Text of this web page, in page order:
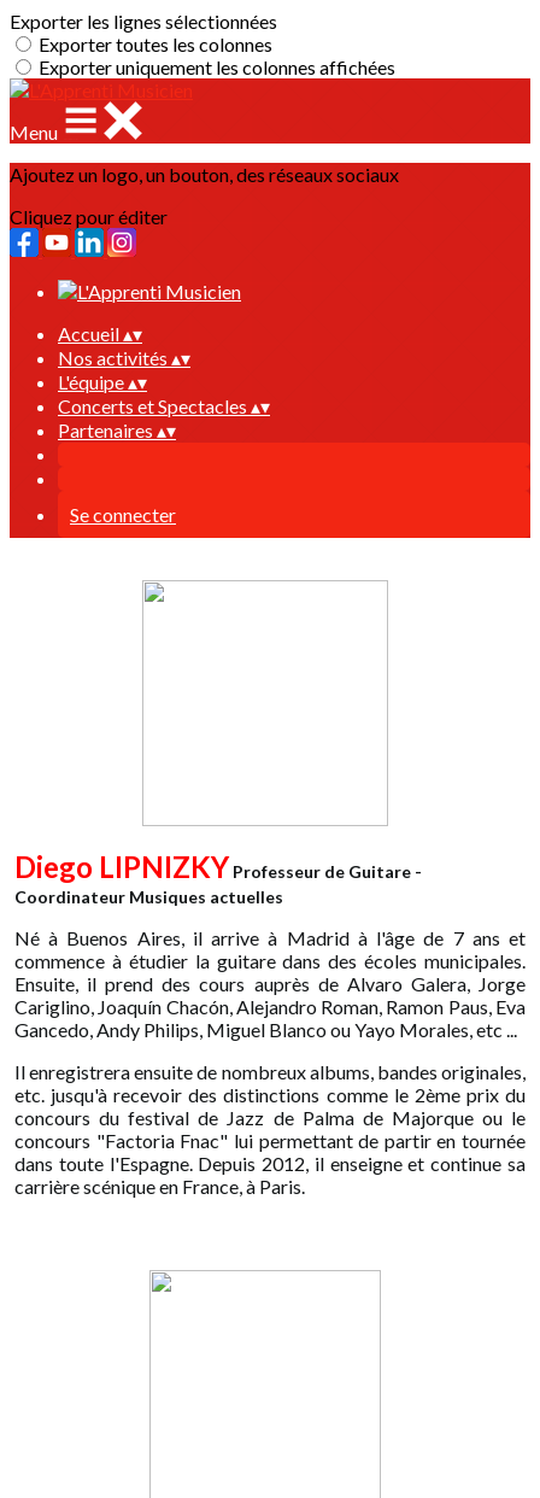
Exporter les lignes sélectionnées
Exporter toutes les colonnes
Exporter uniquement les colonnes affichées
Menu
Ajoutez un logo, un bouton, des réseaux sociaux
Cliquez pour éditer
Accueil▴▾
Nos activités ▴▾
L'équipe▴▾
Concerts et Spectacles ▴▾
Partenaires ▴▾
Se connecter
Diego LIPNIZKY Professeur de Guitare -
Coordinateur Musiques actuelles
Né à Buenos Aires, il arrive à Madrid à l'âge de 7 ans et
commence à étudier la guitare dans des écoles municipales.
Ensuite, il prend des cours auprès de Alvaro Galera, Jorge
Cariglino, Joaquín Chacón, Alejandro Roman, Ramon Paus, Eva
Gancedo, Andy Philips, Miguel Blanco ou Yayo Morales, etc ...
Il enregistrera ensuite de nombreux albums, bandes originales,
etc. jusqu'à recevoir des distinctions comme le 2ème prix du
concours du festival de Jazz de Palma de Majorque ou le
concours "Factoria Fnac" lui permettant de partir en tournée
dans toute l'Espagne. Depuis 2012, il enseigne et continue sa
carrière scénique en France, à Paris.